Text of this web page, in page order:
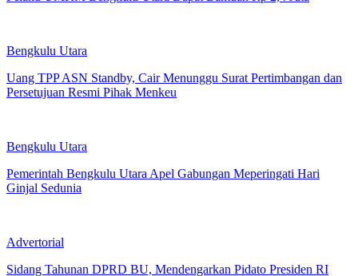
Bengkulu Utara
Uang TPP ASN Standby, Cair Menunggu Surat Pertimbangan dan
Persetujuan Resmi Pihak Menkeu
Bengkulu Utara
Pemerintah Bengkulu Utara Apel Gabungan Meperingati Hari
Ginjal Sedunia
Advertorial
Sidang Tahunan DPRD BU, Mendengarkan Pidato Presiden RI